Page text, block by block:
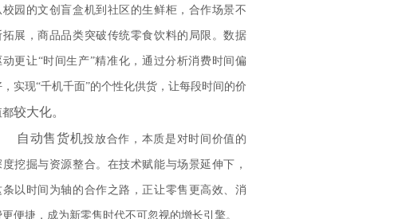
校园的文创盲盒机到社区的生鲜柜，合作场景不
拓展，商品品类突破传统零食饮料的局限。数据
动更让“时间生产”精准化，通过分析消费时间偏
，实现“千机千面”的个性化供货，让每段时间的价
都较大化。
自动售货机投放合作，本质是对时间价值的
度挖掘与资源整合。在技术赋能与场景延伸下，
条以时间为轴的合作之路，正让零售更高效、消
更便捷，成为新零售时代不可忽视的增长引擎。